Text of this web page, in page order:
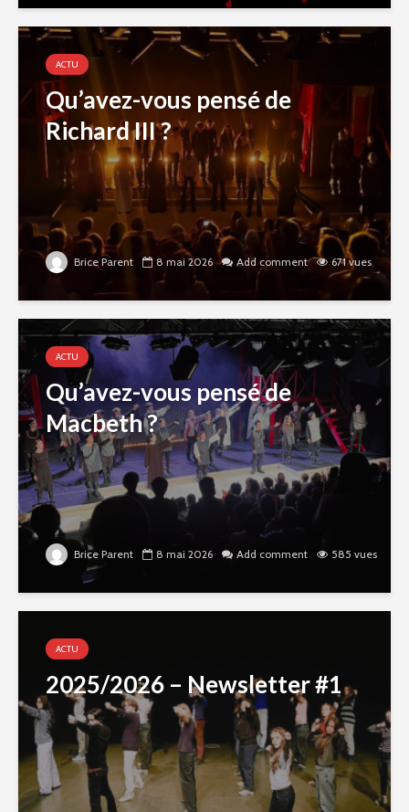
ACTU
Qu’avez-vous pensé de
Richard III ?
Brice Parent 8 mai 2026 Add comment 671 vues
ACTU
Qu’avez-vous pensé de
Macbeth ?
Brice Parent 8 mai 2026 Add comment 585 vues
ACTU
2025/2026 – Newsletter #1